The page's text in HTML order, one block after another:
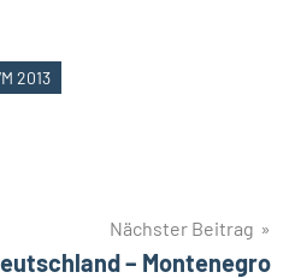
2013
Nächster Beitrag
– Montenegro